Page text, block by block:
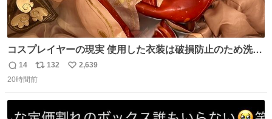
コスプレイヤーの現実 使用した衣装は破損防止のため洗濯
機に入れられないので、大体こんな感じで浸け置きした後
に手洗い…
返
信
14
リ
ポ
ト
132
い
数
2,639
20時間前